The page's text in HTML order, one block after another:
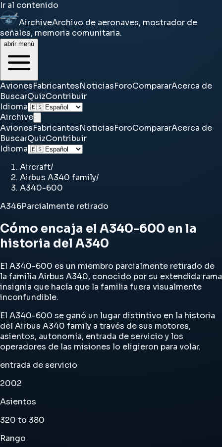
Ir al contenido
AirchiveArchivo de aeronaves, mostrador de
señales, memoria comunitaria.
abrir menú
AvionesFabricantesNoticiasForoCompararAcerca de
BuscarQuizContribuir
Idioma
Airchive
AvionesFabricantesNoticiasForoCompararAcerca de
BuscarQuizContribuir
Idioma
Aircraft/
Airbus A340 family/
A340-600
A346Parcialmente retirado
Cómo encaja el A340-600 en la
historia del A340
El A340-600 es un miembro parcialmente retirado de
la familia Airbus A340, conocido por su extendida rama
insignia que hacía que la familia fuera visualmente
inconfundible.
El A340-600 se ganó un lugar distintivo en la historia
del Airbus A340 family a través de sus motores,
asientos, autonomía, entrada de servicio y los
operadores de las misiones lo eligieron para volar.
entrada de servicio
2002
Asientos
320 to 380
Rango